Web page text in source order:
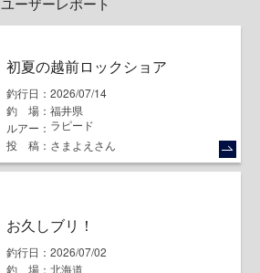
ユーザーレポート
初夏の越前ロックショア
釣行日
2026/07/14
釣場
福井県
ルアー
ラピード
投稿
さまよえさん
お久しブリ！
釣行日
2026/07/02
釣場
北海道